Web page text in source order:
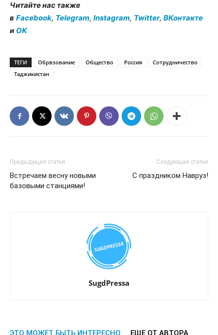
Читайте нас также
в Facebook, Telegram, Instagram, Twitter, ВКонтакте
и OK
ТЕГИ Обрвзование Общество Россия
Сотрудничество
Таджикистан
Предыдущая статья
Встречаем весну новыми
базовыми станциями!
Следующая статья
С праздником Навруз!
SugdPressa